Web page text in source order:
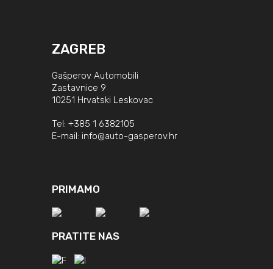
ZAGREB
Gašperov Automobili
Zastavnice 9
10251 Hrvatski Leskovac
Tel: +385 1 6382105
E-mail: info@auto-gasperov.hr
PRIMAMO
PRATITE NAS